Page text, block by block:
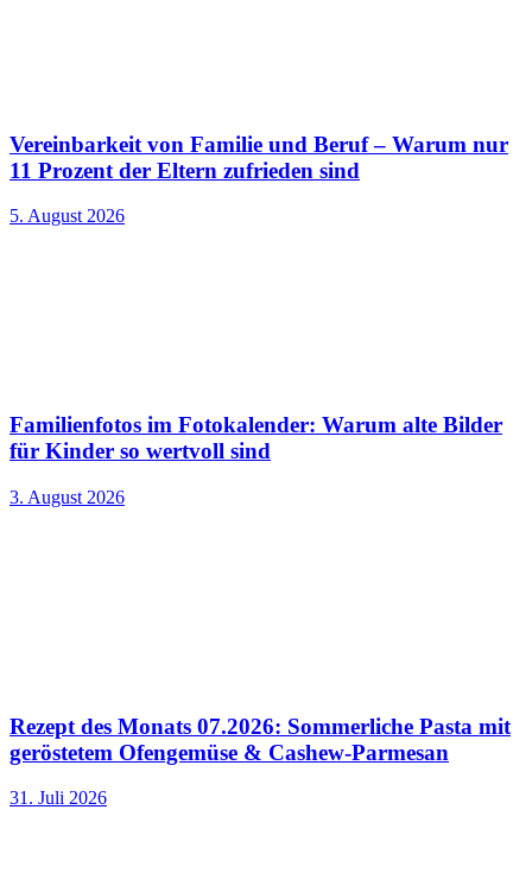
Vereinbarkeit von Familie und Beruf – Warum nur
11 Prozent der Eltern zufrieden sind
5. August 2026
Familienfotos im Fotokalender: Warum alte Bilder
für Kinder so wertvoll sind
3. August 2026
Rezept des Monats 07.2026: Sommerliche Pasta mit
geröstetem Ofengemüse & Cashew-Parmesan
31. Juli 2026